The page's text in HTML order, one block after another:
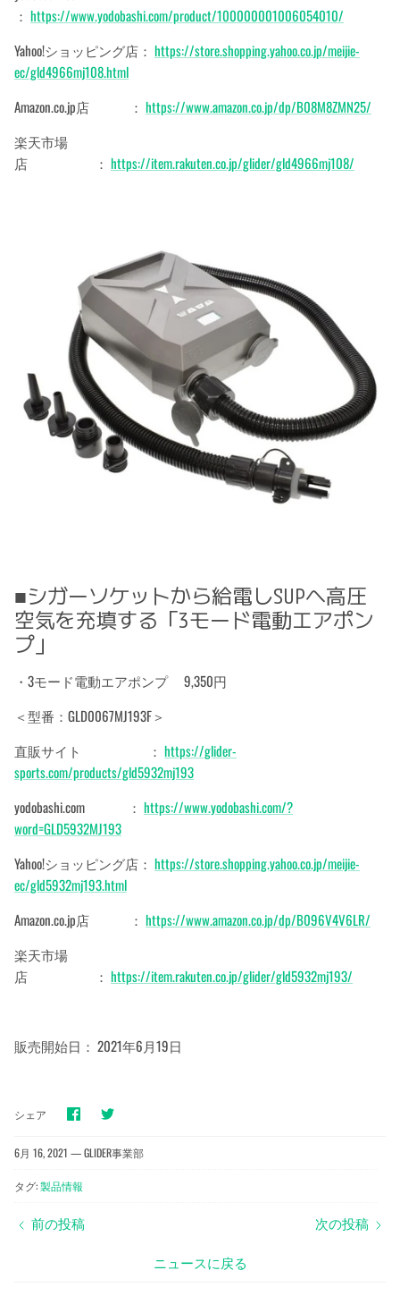
： https://www.yodobashi.com/product/100000001006054010/
Yahoo!ショッピング店： https://store.shopping.yahoo.co.jp/meijie-
ec/gld4966mj108.html
Amazon.co.jp店 ： https://www.amazon.co.jp/dp/B08M8ZMN25/
楽天市場
店 ： https://item.rakuten.co.jp/glider/gld4966mj108/
■シガーソケットから給電しSUPへ高圧
空気を充填する「3モード電動エアポン
プ」
・3モード電動エアポンプ 9,350円
＜型番：GLD0067MJ193F＞
直販サイト ： https://glider-
sports.com/products/gld5932mj193
yodobashi.com ： https://www.yodobashi.com/?
word=GLD5932MJ193
Yahoo!ショッピング店： https://store.shopping.yahoo.co.jp/meijie-
ec/gld5932mj193.html
Amazon.co.jp店 ： https://www.amazon.co.jp/dp/B096V4V6LR/
楽天市場
店 ： https://item.rakuten.co.jp/glider/gld5932mj193/
販売開始日： 2021年6月19日
シェア Facebook
で
ェ
Twitter
ェ
6月 16, 2021 —GLIDER事業部
タグ:製品情報
前の投稿
ニュースに戻る
次の投稿